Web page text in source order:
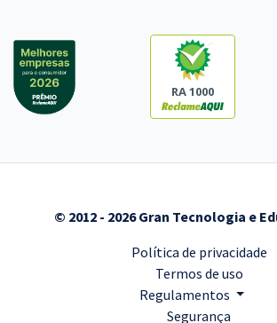
RA 1000
© 2012 - 2026 Gran Tecnologia e
Política de privacidade
Termos de uso
Regulamentos
Segurança